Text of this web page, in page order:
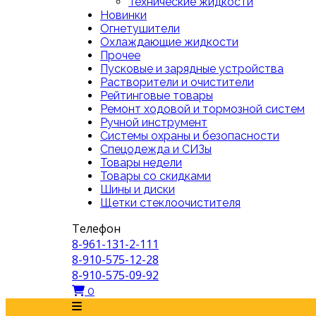
Новинки
Огнетушители
Охлаждающие жидкости
Прочее
Пусковые и зарядные устройства
Растворители и очистители
Рейтинговые товары
Ремонт ходовой и тормозной систем
Ручной инструмент
Системы охраны и безопасности
Спецодежда и СИЗы
Товары недели
Товары со скидками
Шины и диски
Щетки стеклоочистителя
Телефон
8-961-131-2-111
8-910-575-12-28
8-910-575-09-92
0